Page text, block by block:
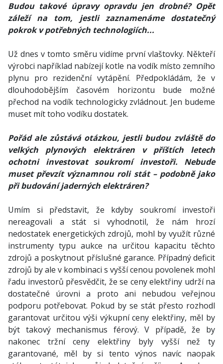
Budou takové úpravy opravdu jen drobné? Opět
záleží na tom, jestli zaznamenáme dostatečný
pokrok v potřebných technologiích...
Už dnes v tomto směru vidíme první vlaštovky. Někteří
výrobci například nabízejí kotle na vodík místo zemního
plynu pro rezidenční vytápění. Předpokládám, že v
dlouhodobějším časovém horizontu bude možné
přechod na vodík technologicky zvládnout. Jen budeme
muset mít toho vodíku dostatek.
Pořád ale zůstává otázkou, jestli budou zvláště do
velkých plynových elektráren v příštích letech
ochotni investovat soukromí investoři. Nebude
muset převzít významnou roli stát – podobně jako
při budování jaderných elektráren?
Umím si představit, že kdyby soukromí investoři
nereagovali a stát si vyhodnotil, že nám hrozí
nedostatek energetických zdrojů, mohl by využít různé
instrumenty typu aukce na určitou kapacitu těchto
zdrojů a poskytnout příslušné garance. Případný deficit
zdrojů by ale v kombinaci s vyšší cenou povolenek mohl
řadu investorů přesvědčit, že se ceny elektřiny udrží na
dostatečné úrovni a proto ani nebudou veřejnou
podporu potřebovat. Pokud by se stát přesto rozhodl
garantovat určitou výši výkupní ceny elektřiny, měl by
být takový mechanismus férový. V případě, že by
nakonec tržní ceny elektřiny byly vyšší než ty
garantované, měl by si tento výnos navíc naopak